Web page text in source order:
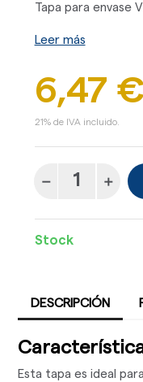
Tapa para envase
Leer más
6,47 €
21% de IVA incluido.
Stock
DESCRIPCIÓN
Esta tapa es ideal